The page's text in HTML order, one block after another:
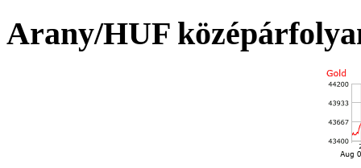
Arany/HUF